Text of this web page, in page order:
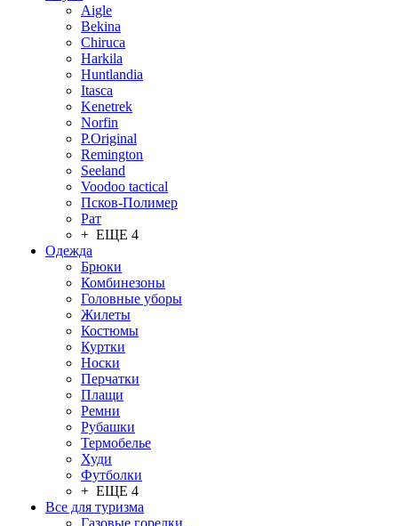
Aigle
Bekina
Chiruсa
Harkila
Huntlandia
Itasca
Kenetrek
Norfin
P.Original
Remington
Seeland
Voodoo tactical
Псков-Полимер
Рат
+ ЕЩЕ 4
Одежда
Брюки
Комбинезоны
Головные уборы
Жилеты
Костюмы
Куртки
Носки
Перчатки
Плащи
Ремни
Рубашки
Термобелье
Худи
Футболки
+ ЕЩЕ 4
Все для туризма
Газовые горелки,